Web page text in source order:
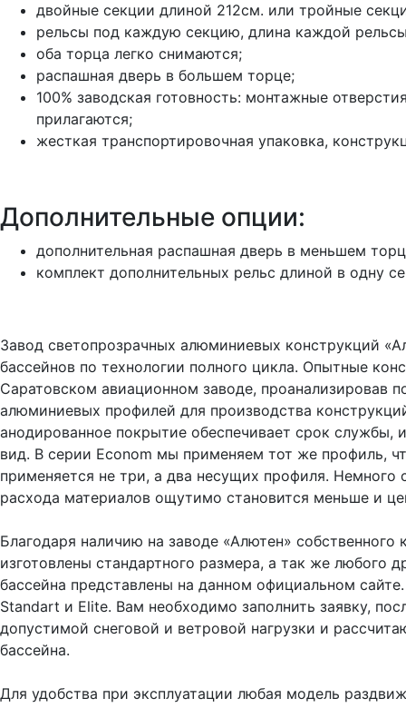
двойные секции длиной 212см. или тройные
рельсы под каждую секцию, длина каждой
оба торца легко снимаются;
распашная дверь в большем торце;
100% заводская готовность: монтажные
прилагаются;
жесткая транспортировочная упаковка,
Дополнительные опции:
дополнительная распашная дверь в меньшем
комплект дополнительных рельс длиной в одну
Завод светопрозрачных алюминиевых конструкций
бассейнов по технологии полного цикла. Опытные
Саратовском авиационном заводе, проанализировав
алюминиевых профилей для производства
анодированное покрытие обеспечивает срок
вид. В серии Econom мы применяем тот же профиль,
применяется не три, а два несущих профиля. Немного
расхода материалов ощутимо становится меньше и
Благодаря наличию на заводе «Алютен»
изготовлены стандартного размера, а так же любого
бассейна представлены на данном официальном
Standart и Elite. Вам необходимо заполнить заявку,
допустимой снеговой и ветровой нагрузки и
бассейна.
Для удобства при эксплуатации любая модель